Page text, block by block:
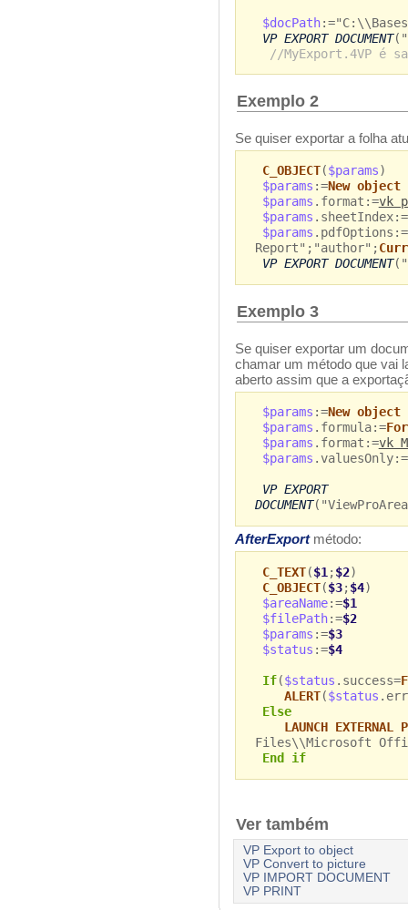
$docPath
VP EXPORT DOCUMENT
//MyExport.4VP é
Exemplo 2
Se quiser exportar a folha
C_OBJECT($params)
$params :=New object
$params .format:=vk
$params
$params .pdfOptions:=
Report";"author";
VP EXPORT DOCUMENT
Exemplo 3
Se quiser exportar um
chamar um método que vai
aberto assim que a
$params :=New object
$params .formula:=
$params .format:=vk
$params .valuesOnly:=
VP EXPORT
DOCUMENT
AfterExportmétodo:
C_TEXT($1 ;$2)
C_OBJECT($3;$4)
$areaName:=$1
$filePath:=$2
$params :=$3
$status :=$4
If($status .success=
ALERT($status
Else
LAUNCH EXTERNAL
Files\\Microsoft
End if
Ver também
VP Export to object
VP Convert to picture
VP IMPORT DOCUMENT
VP PRINT